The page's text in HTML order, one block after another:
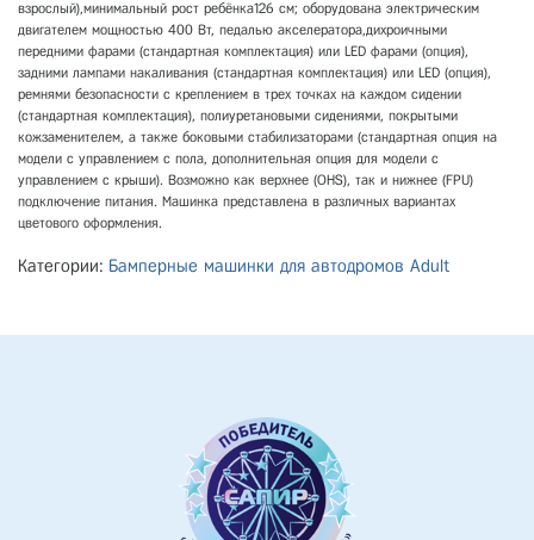
взрослый),минимальный рост ребёнка126 см; оборудована электрическим
двигателем мощностью 400 Вт, педалью акселератора,дихроичными
передними фарами (стандартная комплектация) или LED фарами (опция),
задними лампами накаливания (стандартная комплектация) или LED (опция),
ремнями безопасности с креплением в трех точках на каждом сидении
(стандартная комплектация), полиуретановыми сидениями, покрытыми
кожзаменителем, а также боковыми стабилизаторами (стандартная опция на
модели с управлением с пола, дополнительная опция для модели с
управлением с крыши). Возможно как верхнее (OHS), так и нижнее (FPU)
подключение питания. Машинка представлена в различных вариантах
цветового оформления.
Категории: Бамперные машинки для автодромов Adult